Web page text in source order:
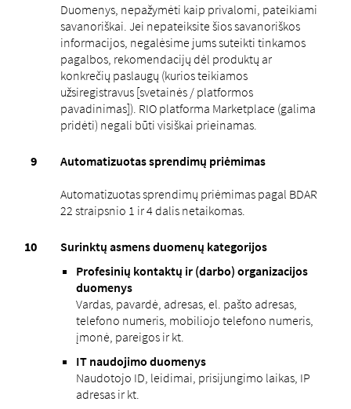
Duomenys, nepažymėti kaip privalomi, pateikiami
savanoriškai. Jei nepateiksite šios savanoriškos
informacijos, negalėsime jums suteikti tinkamos
pagalbos, rekomendacijų dėl produktų ar
konkrečių paslaugų (kurios teikiamos
užsiregistravus [svetainės / platformos
pavadinimas]). RIO platforma Marketplace (galima
pridėti) negali būti visiškai prieinamas.
Automatizuotas sprendimų priėmimas
Automatizuotas sprendimų priėmimas pagal BDAR
22 straipsnio 1 ir 4 dalis netaikomas.
Surinktų asmens duomenų kategorijos
Profesinių kontaktų ir (darbo) organizacijos
duomenys
Vardas, pavardė, adresas, el. pašto adresas,
telefono numeris, mobiliojo telefono numeris,
įmonė, pareigos ir kt.
IT naudojimo duomenys
Naudotojo ID, leidimai, prisijungimo laikas, IP
adresas ir kt.